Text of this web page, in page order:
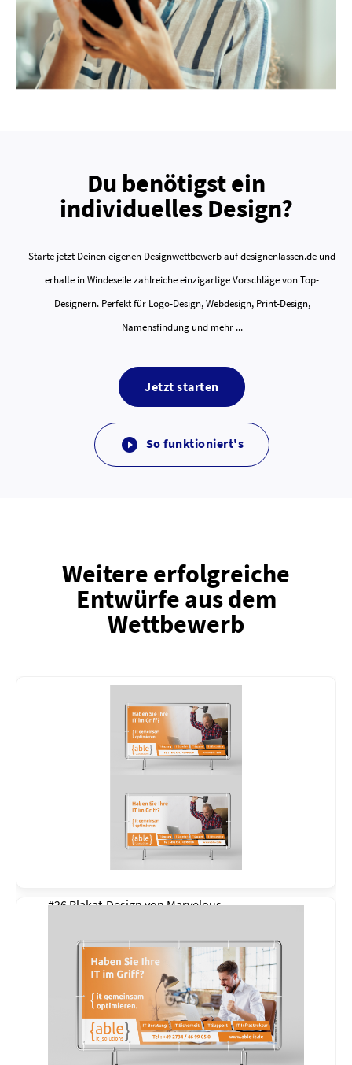
Du benötigst ein
individuelles Design?
Starte jetzt Deinen eigenen Designwettbewerb auf designenlassen.de und
erhalte in Windeseile zahlreiche einzigartige Vorschläge von Top-
Designern. Perfekt für Logo-Design, Webdesign, Print-Design,
Namensfindung und mehr ...
Jetzt starten
 So funktioniert's
Weitere erfolgreiche
Entwürfe aus dem
Wettbewerb
#26 Plakat-Design vonMarvelous